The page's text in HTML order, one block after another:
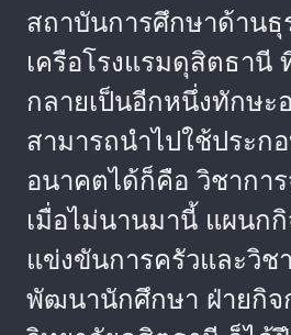
สถาบันการศึกษาด้านธุ
เครือโรงแรมดุสิตธานี
กลายเป็นอีกหนึ่งทักษะ
สามารถนำไปใช้ประก
อนาคตได้ก็คือ วิชากา
เมื่อไม่นานมานี้ แผนก
แข่งขันการครัวและวิช
พัฒนานักศึกษา ฝ่ายกิจ